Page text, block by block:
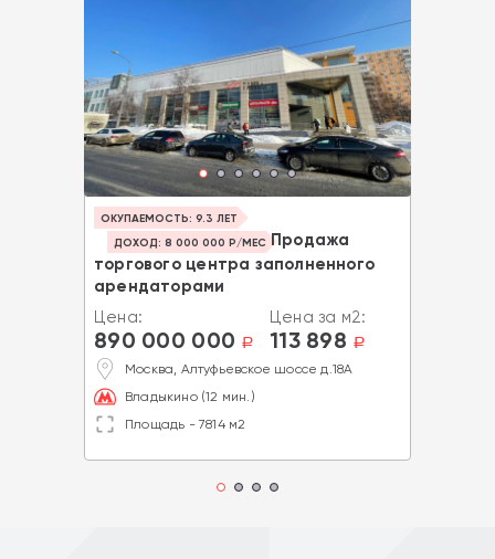
ОКУПАЕМОСТЬ: 9.3 ЛЕТ
ДОХОД: 8 000 000 Р/МЕС Продажа
торгового центра заполненного
арендаторами
Цена:
890 000 000 a
Цена за м2:
113 898 a
Москва, Алтуфьевское шоссе д.18A
Владыкино (12 мин.)
Площадь - 7814 м2